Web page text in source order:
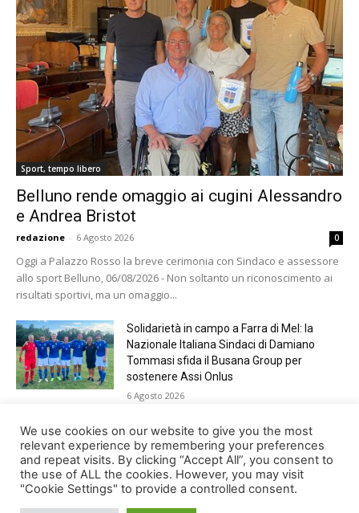
Sport, tempo libero
Belluno rende omaggio ai cugini Alessandro
e Andrea Bristot
redazione - 6 Agosto 2026 0
Oggi a Palazzo Rosso la breve cerimonia con Sindaco e assessore
allo sport Belluno, 06/08/2026 - Non soltanto un riconoscimento ai
risultati sportivi, ma un omaggio...
Solidarietà in campo a Farra di Mel: la
Nazionale Italiana Sindaci di Damiano
Tommasi sfida il Busana Group per
sostenere Assi Onlus
6 Agosto 2026
Shade, Dolcenera, Merk&Kremont,
Benji&Fede e molti altri, giovedì sera a
Jesolo con Radio Bella&Monella
5 Agosto 2026
We use cookies on our website to give you the most
relevant experience by remembering your preferences
and repeat visits. By clicking “Accept All”, you consent to
the use of ALL the cookies. However, you may visit
"Cookie Settings" to provide a controlled consent.